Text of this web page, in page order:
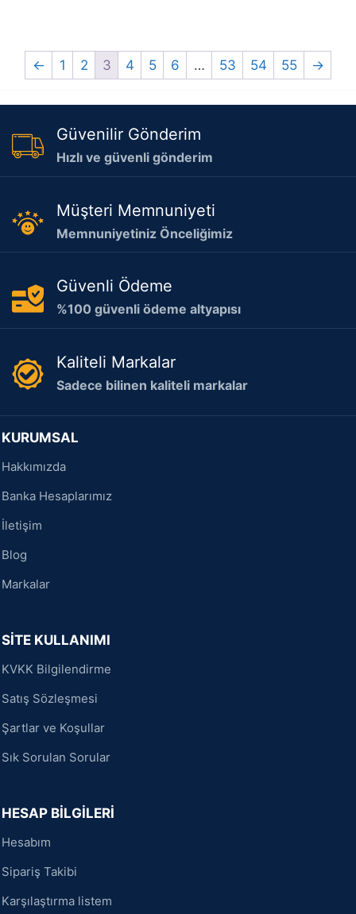
← 1 2 3 4 5 6 … 53 54 55 →
Güvenilir Gönderim
Hızlı ve güvenli gönderim
Müşteri Memnuniyeti
Memnuniyetiniz Önceliğimiz
Güvenli Ödeme
%100 güvenli ödeme altyapısı
Kaliteli Markalar
Sadece bilinen kaliteli markalar
KURUMSAL
Hakkımızda
Banka Hesaplarımız
İletişim
Blog
Markalar
SİTE KULLANIMI
KVKK Bilgilendirme
Satış Sözleşmesi
Şartlar ve Koşullar
Sık Sorulan Sorular
HESAP BİLGİLERİ
Hesabım
Sipariş Takibi
Karşılaştırma listem